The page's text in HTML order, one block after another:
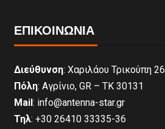
ΕΠΙΚΟΙΝΩΝΊΑ
Διεύθυνση: Χαριλάου Τρικούπη 26
Πόλη: Αγρίνιο, GR – ΤΚ 30131
Mail : info@antenna-star.gr
Τηλ: +30 26410 33335-36